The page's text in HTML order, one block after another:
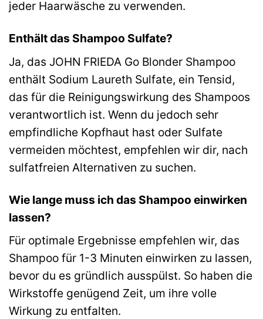
jeder Haarwäsche zu verwenden.
Enthält das Shampoo Sulfate?
Ja, das JOHN FRIEDA Go Blonder Shampoo
enthält Sodium Laureth Sulfate, ein Tensid,
das für die Reinigungswirkung des Shampoos
verantwortlich ist. Wenn du jedoch sehr
empfindliche Kopfhaut hast oder Sulfate
vermeiden möchtest, empfehlen wir dir, nach
sulfatfreien Alternativen zu suchen.
Wie lange muss ich das Shampoo einwirken
lassen?
Für optimale Ergebnisse empfehlen wir, das
Shampoo für 1-3 Minuten einwirken zu lassen,
bevor du es gründlich ausspülst. So haben die
Wirkstoffe genügend Zeit, um ihre volle
Wirkung zu entfalten.